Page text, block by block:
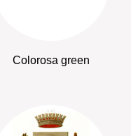
Colorosa green